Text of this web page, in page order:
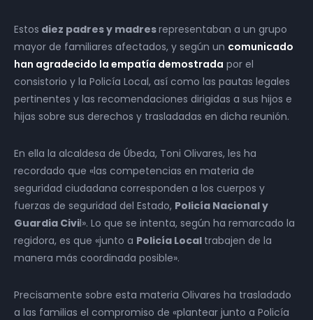
Estos diez padres y madresrepresentaban a un grupo
mayor de familiares afectados, y según un comunicado
han agradecido la empatía demostrada por el
consistorio y la Policía Local, así como las pautas legales
pertinentes y las recomendaciones dirigidas a sus hijos e
hijas sobre sus derechos y trasladadas en dicha reunión.
En ella la alcaldesa de Úbeda, Toni Olivares, les ha
recordado que «las competencias en materia de
seguridad ciudadana corresponden a los cuerpos y
fuerzas de seguridad del Estado, Policía Nacional y
Guardia Civil». Lo que se intenta, según ha remarcado la
regidora, es que «junto a Policía Local trabajen de la
manera más coordinada posible».
Precisamente sobre esta materia Olivares ha trasladado
a las familias el compromiso de «plantear junto a Policía